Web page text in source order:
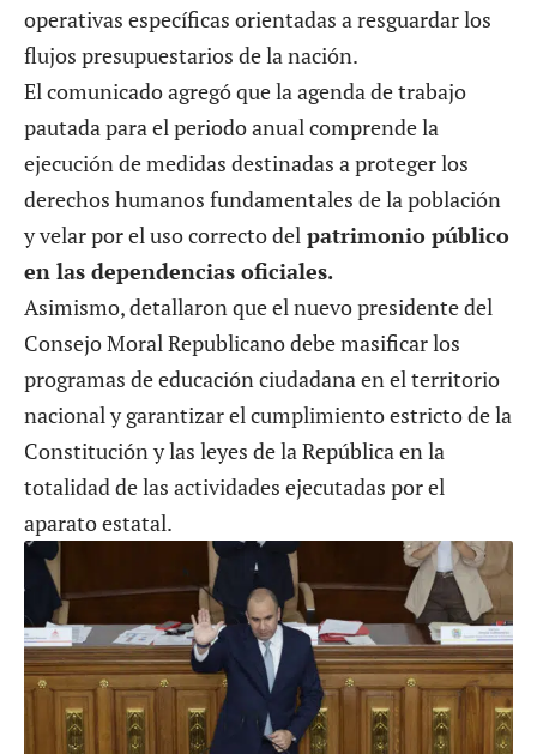
operativas específicas orientadas a resguardar los
flujos presupuestarios de la nación.
El comunicado agregó que la agenda de trabajo
pautada para el periodo anual comprende la
ejecución de medidas destinadas a proteger los
derechos humanos fundamentales de la población
y velar por el uso correcto del patrimonio público
en las dependencias oficiales.
Asimismo, detallaron que el nuevo presidente del
Consejo Moral Republicano debe masificar los
programas de educación ciudadana en el territorio
nacional y garantizar el cumplimiento estricto de la
Constitución y las leyes de la República en la
totalidad de las actividades ejecutadas por el
aparato estatal.